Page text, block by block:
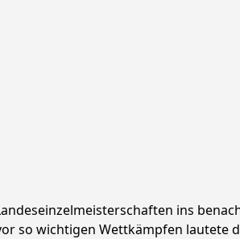
ins
so wichtigen Wettkämpfen lautete